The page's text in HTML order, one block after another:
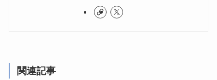
関連記事